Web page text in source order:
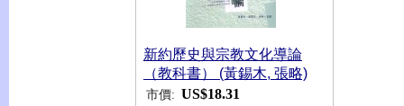
新約歷史與宗教文化導論
（教科書） (黃錫木, 張略)
市價: US$18.31